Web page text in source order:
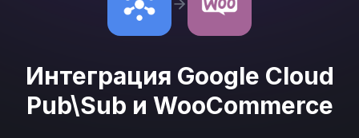
Интеграция Google Cloud
Pub\Sub и WooCommerce